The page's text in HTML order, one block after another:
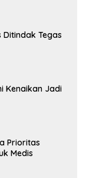
Ditindak Tegas
Kenaikan Jadi
Prioritas
Medis